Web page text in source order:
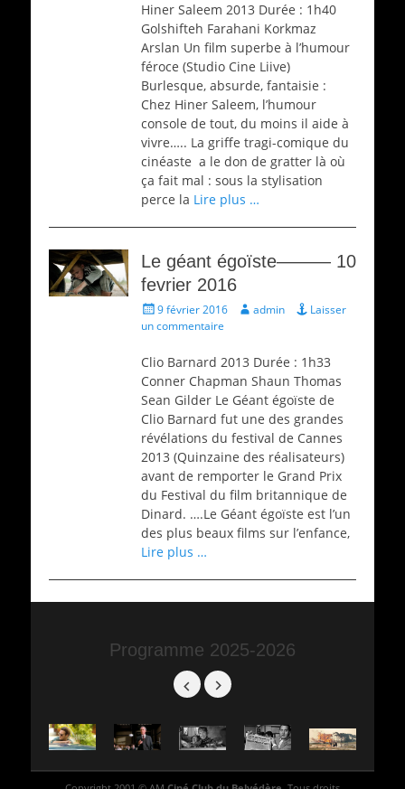
Hiner Saleem 2013 Durée : 1h40
Golshifteh Farahani Korkmaz
Arslan Un film superbe à l’humour
féroce (Studio Cine Liive)
Burlesque, absurde, fantaisie :
Chez Hiner Saleem, l’humour
console de tout, du moins il aide à
vivre….. La griffe tragi-comique du
cinéaste a le don de gratter là où
ça fait mal : sous la stylisation
perce la Lire plus …
Le géant égoïste——— 10
fevrier 2016
Écrit
le
9 février 2016 Auteur
admin
Laisser
un commentaire
Clio Barnard 2013 Durée : 1h33
Conner Chapman Shaun Thomas
Sean Gilder Le Géant égoïste de
Clio Barnard fut une des grandes
révélations du festival de Cannes
2013 (Quinzaine des réalisateurs)
avant de remporter le Grand Prix
du Festival du film britannique de
Dinard. ….Le Géant égoïste est l’un
des plus beaux films sur l’enfance,
Lire plus …
Programme 2025-2026